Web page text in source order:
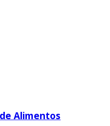
Alimentos